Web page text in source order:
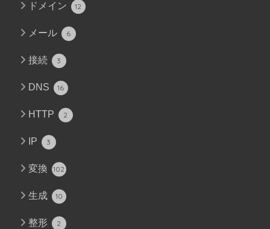
ドメイン 12
メール 6
接続 3
DNS 16
HTTP 2
IP 3
変換 102
生成 10
整形 2